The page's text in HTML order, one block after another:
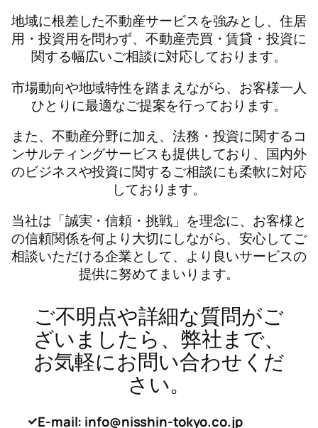
地域に根差した不動産サービスを強みとし、住居
用・投資用を問わず、不動産売買・賃貸・投資に
関する幅広いご相談に対応しております。
市場動向や地域特性を踏まえながら、お客様一人
ひとりに最適なご提案を行っております。
また、不動産分野に加え、法務・投資に関するコ
ンサルティングサービスも提供しており、国内外
のビジネスや投資に関するご相談にも柔軟に対応
しております。
当社は「誠実・信頼・挑戦」を理念に、お客様と
の信頼関係を何より大切にしながら、安心してご
相談いただける企業として、より良いサービスの
提供に努めてまいります。
ご不明点や詳細な質問がご
ざいましたら、弊社まで、
お気軽にお問い合わせくだ
さい。
E-mail: info@nisshin-tokyo.co.jp